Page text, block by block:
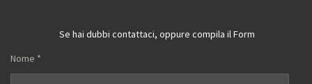
Se hai dubbi contattaci, oppure compila il Form
Nome *